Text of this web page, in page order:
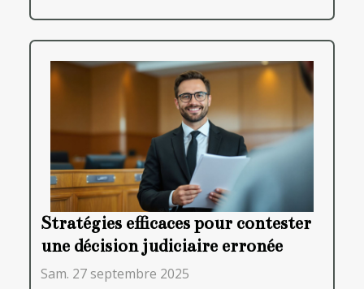
Stratégies efficaces pour contester
une décision judiciaire erronée
Sam. 27 septembre 2025